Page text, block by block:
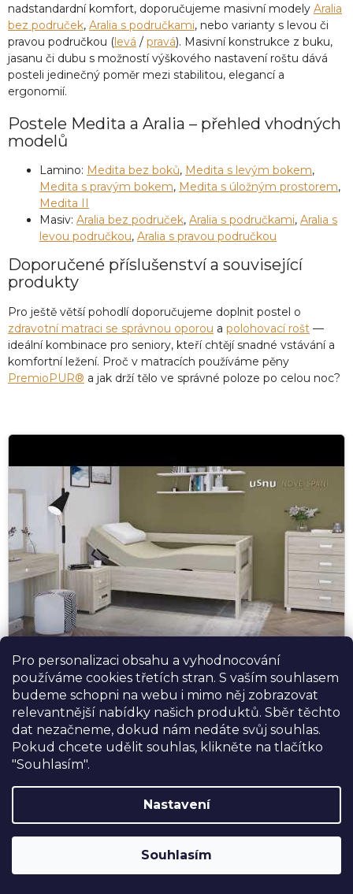
Pro personalizaci obsahu a vyhodnocování
používáme cookies třetích stran. S vaším souhlasem
budeme schopni na webu i mimo něj zobrazovat
relevantnější nabídky našich produktů. Sběr těchto
dat nezačneme, dokud nám nedáte svůj souhlas.
Pokud chcete udělit souhlas, klikněte na tlačítko
"Souhlasím".
Nastavení
Souhlasím
značky USNU® s kódemUSNU10. Navíc
DOPRAVA ZDARMA při nákupu nad
30.000,-.
nadstandardní komfort, doporučujeme masivní modely Aralia
bez područek, Aralia s područkami, nebo varianty s levou či
pravou područkou (levá / pravá). Masivní konstrukce z buku,
jasanu či dubu s možností výškového nastavení roštu dává
posteli jedinečný poměr mezi stabilitou, elegancí a
ergonomií.
Postele Medita a Aralia – přehled vhodných
modelů
Lamino: Medita bez boků, Medita s levým bokem,
Medita s pravým bokem, Medita s úložným prostorem,
Medita II
Masiv: Aralia bez područek, Aralia s područkami, Aralia s
levou područkou, Aralia s pravou područkou
Doporučené příslušenství a související
produkty
Pro ještě větší pohodlí doporučujeme doplnit postel o
zdravotní matraci se správnou oporou a polohovací rošt —
ideální kombinace pro seniory, kteří chtějí snadné vstávání a
komfortní ležení. Proč v matracích používáme pěny
PremioPUR® a jak drží tělo ve správné poloze po celou noc?
▶ Podívejte se na video ukázku postele Medita
Praktický průvodce výběrem postele
Jak vybrat postel pro seniora
rady, tipy a doporučení podle způsobu použití, mobility